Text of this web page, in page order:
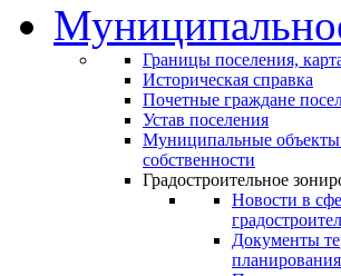
Границы поселения,
Историческая справка
Почетные граждане
Устав поселения
Муниципальные объекты
собственности
Градостроительное
Новости в
Документы
планирования